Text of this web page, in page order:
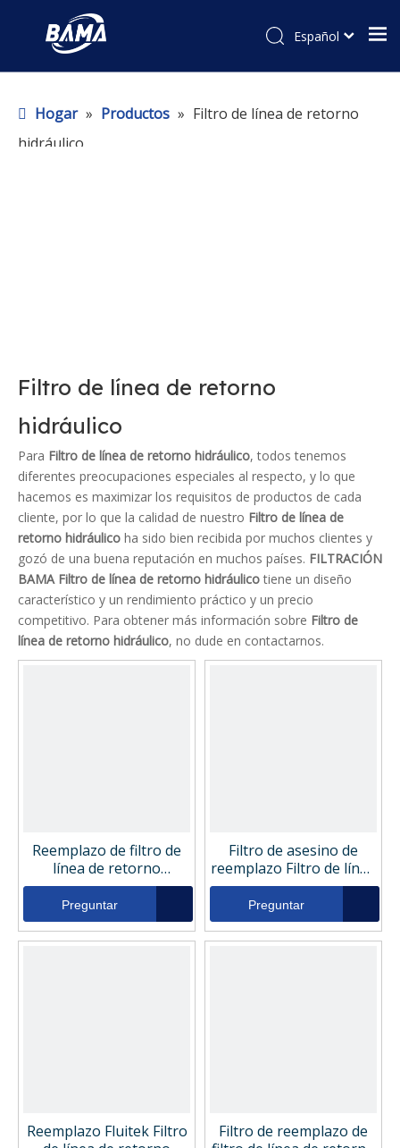
Español
Hogar » Productos » Filtro de línea de retorno
hidráulico
Filtro de línea de retorno
hidráulico
Para Filtro de línea de retorno hidráulico, todos tenemos
diferentes preocupaciones especiales al respecto, y lo que
hacemos es maximizar los requisitos de productos de cada
cliente, por lo que la calidad de nuestro Filtro de línea de
retorno hidráulico ha sido bien recibida por muchos clientes y
gozó de una buena reputación en muchos países. FILTRACIÓN
BAMA Filtro de línea de retorno hidráulicotiene un diseño
característico y un rendimiento práctico y un precio
competitivo. Para obtener más información sobre Filtro de
línea de retorno hidráulico, no dude en contactarnos.
Reemplazo de filtro de
línea de retorno
hidráulico SF-filter
HY13249
Preguntar
Filtro de asesino de
reemplazo Filtro de línea
de retorno hidráulico
114-2366
Preguntar
Reemplazo Fluitek Filtro
Filtro de reemplazo de